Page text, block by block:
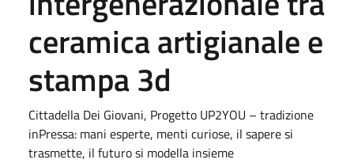
ceramica artigianale e
stampa 3d
Cittadella Dei Giovani, Progetto UP2YOU – tradizione
inPressa: mani esperte, menti curiose, il sapere si
trasmette, il futuro si modella insieme